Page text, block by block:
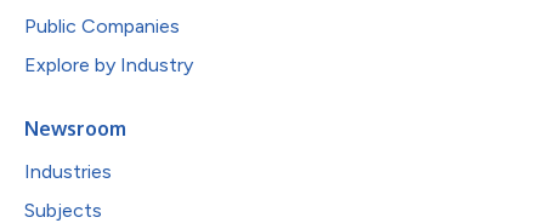
Public Companies
Explore by Industry
Newsroom
Industries
Subjects